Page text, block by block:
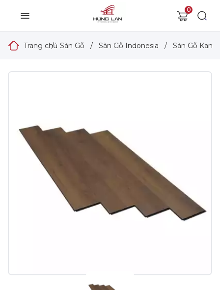
0
Trang chủ
/ Sàn Gỗ / Sàn Gỗ Indonesia / Sàn Gỗ